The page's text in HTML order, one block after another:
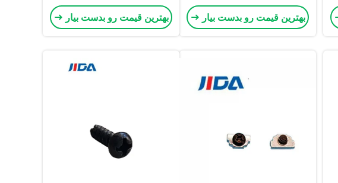
Countersunk
بهترین قیمت رو بدست بیار بهترین قیمت رو بدست بیار